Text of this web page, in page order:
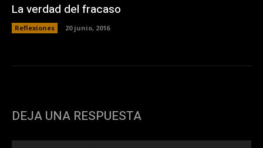
La verdad del fracaso
Reflexiones 20 junio, 2016
DEJA UNA RESPUESTA